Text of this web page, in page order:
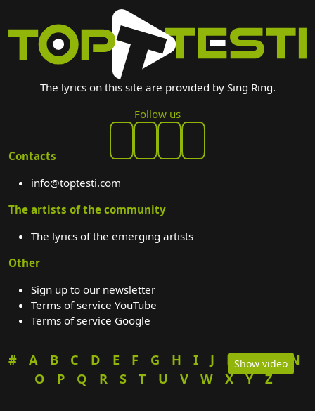
Show video
The lyrics on this site are provided by Sing Ring.
Follow us
Contacts
info@toptesti.com
The artists of the community
The lyrics of the emerging artists
Other
Sign up to our newsletter
Terms of service YouTube
Terms of service Google
# A B C D E F G H I J K L M
N
O
P Q R S T U V W X Y Z